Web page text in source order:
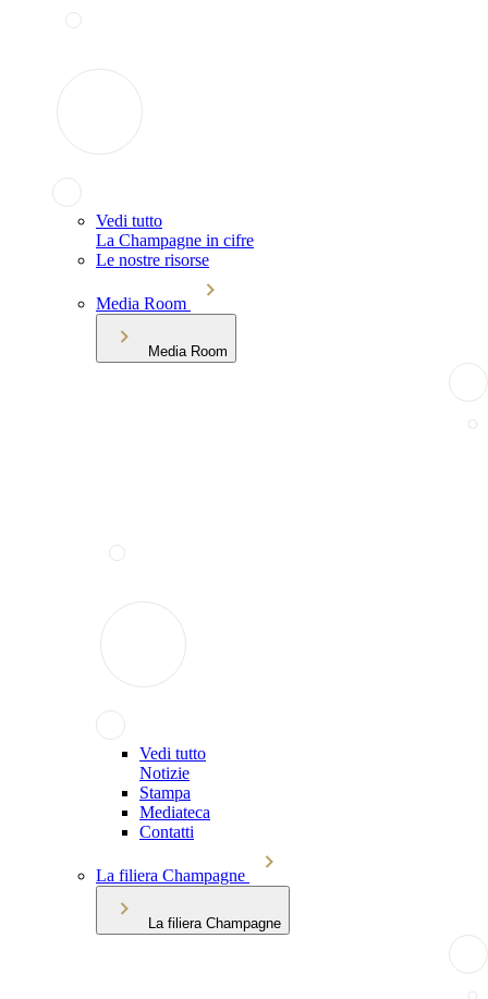
Vedi tutto
La Champagne in cifre
Le nostre risorse
Media Room
Media Room
Vedi tutto
Notizie
Stampa
Mediateca
Contatti
La filiera Champagne
La filiera Champagne